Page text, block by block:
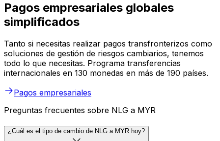
Pagos empresariales globales
simplificados
Tanto si necesitas realizar pagos transfronterizos como
soluciones de gestión de riesgos cambiarios, tenemos
todo lo que necesitas. Programa transferencias
internacionales en 130 monedas en más de 190 países.
Pagos empresariales
Preguntas frecuentes sobre NLG a MYR
¿Cuál es el tipo de cambio de NLG a MYR hoy?